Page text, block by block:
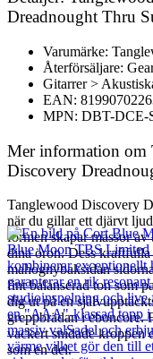
Dreadnought Thru
Varumärke:
Återförsäljare:
Gitarrer >
EAN:
MPN: DBT-DCE-
Mer information om
Discovery
Tanglewood Discovery
när du gillar ett djärvt
formen skapar massor
dina öron. Dess
mahognybaksidan
fint balanserad ton som
dig ut på en
greppbrädan i eboncore.
vackert snidade kroppen
som en del.